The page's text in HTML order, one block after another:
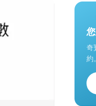
奇
約。